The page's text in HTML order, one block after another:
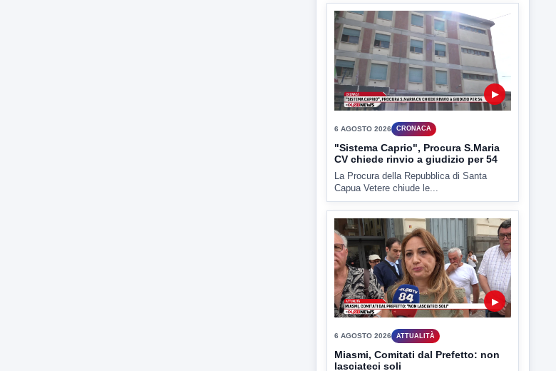
▶
ATTUALITÀ
Miasmi, Comitati dal Prefetto: non
lasciateci soli
Comitati dal Prefetto Moscarella. Oltre a
rendere noto il flash...
▶
ATTUALITÀ
Tirata del Carro ancora in forse,
D'Ambrosio: continuiamo a lavorare